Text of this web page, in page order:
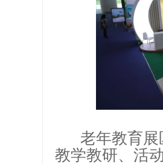
老年教育展
教学教研、活